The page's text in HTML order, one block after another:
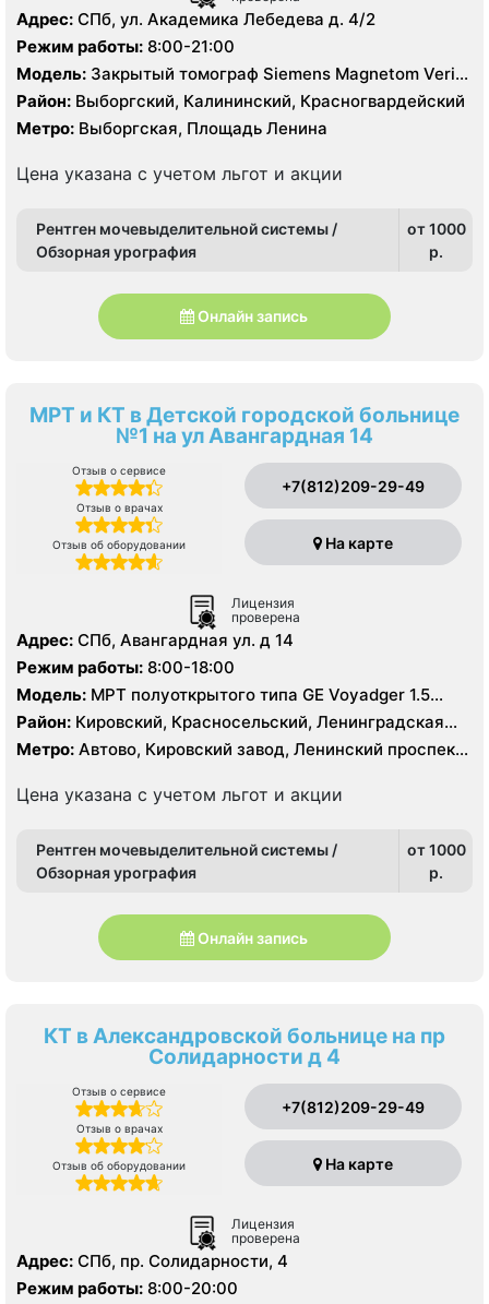
Адрес: СПб, ул. Академика Лебедева д. 4/2
Режим работы: 8:00-21:00
Модель: Закрытый томограф Siemens Magnetom Verio
3.0 Тесла, КТ Siemens Somatom Definition 64 среза
Район: Выборгский, Калининский, Красногвардейский
Метро: Выборгская, Площадь Ленина
Цена указана с учетом льгот и акции
Рентген мочевыделительной системы /
Обзорная урография
от 1000
p.
Онлайн запись
МРТ и КТ в Детской городской больнице
№1 на ул Авангардная 14
Отзыв о сервисе
Отзыв о врачах
Отзыв об оборудовании
+7(812)209-29-49
На карте
Лицензия
проверена
Адрес: СПб, Авангардная ул. д 14
Режим работы: 8:00-18:00
Модель: МРТ полуоткрытого типа GЕ Voyadger 1.5
Тесла, КТ Siemens Somatom Difinition AS 64 - 64 среза,
Район: Кировский, Красносельский, Ленинградская
область, Петродворцовый
Метро: Автово, Кировский завод, Ленинский проспект,
Цена указана с учетом льгот и акции
Рентген мочевыделительной системы /
Обзорная урография
от 1000
p.
Онлайн запись
КТ в Александровской больнице на пр
Солидарности д 4
Отзыв о сервисе
Отзыв о врачах
Отзыв об оборудовании
+7(812)209-29-49
На карте
Лицензия
проверена
Адрес: СПб, пр. Солидарности, 4
Режим работы: 8:00-20:00